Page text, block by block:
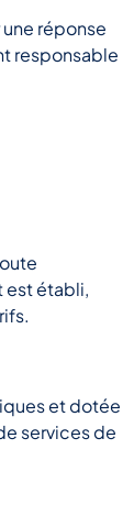
réponse
responsable
est établi,
et dotée
services de